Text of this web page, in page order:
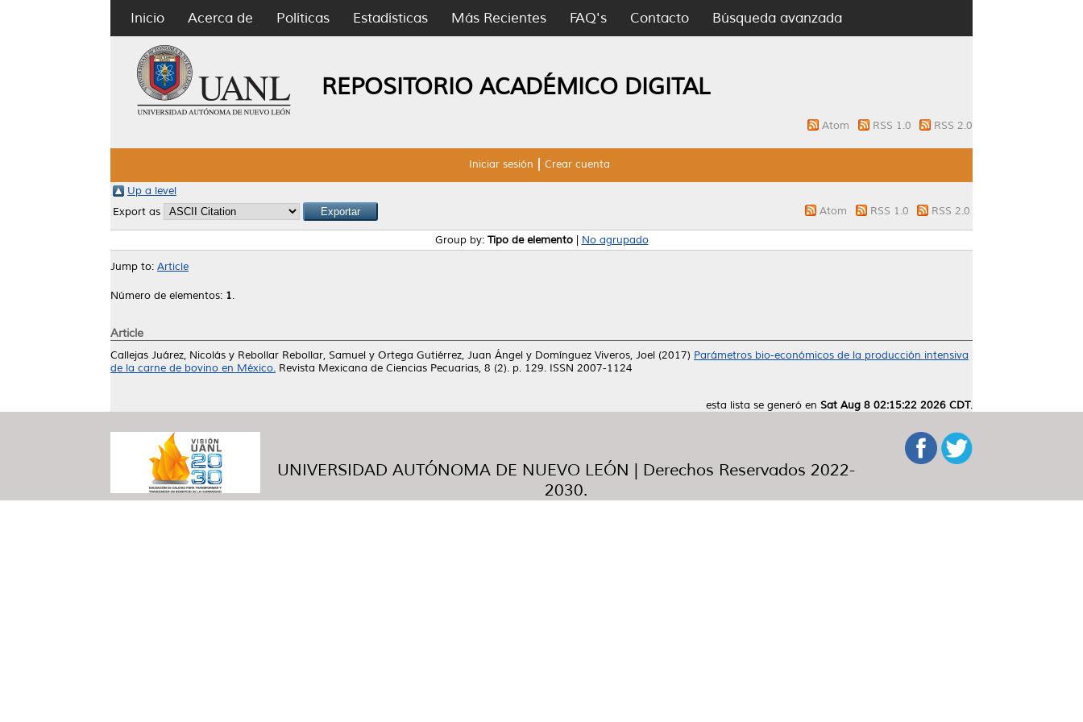
Inicio Acerca de Políticas Estadísticas Más Recientes FAQ's Contacto Búsqueda avanzada
REPOSITORIO ACADÉMICO DIGITAL
Atom RSS 1.0 RSS 2.0
Iniciar sesión Crear cuenta
Up a level
Export as
Atom RSS 1.0 RSS 2.0
Group by: Tipo de elemento| No agrupado
Jump to: Article
Número de elementos: 1.
Article
Callejas Juárez, Nicolás y Rebollar Rebollar, Samuel y Ortega Gutiérrez, Juan Ángel y Domínguez Viveros, Joel (2017) Parámetros bio-económicos de la producción intensiva
de la carne de bovino en México. Revista Mexicana de Ciencias Pecuarias, 8 (2). p. 129. ISSN 2007-1124
esta lista se generó en Sat Aug 8 02:15:22 2026 CDT.
UNIVERSIDAD AUTÓNOMA DE NUEVO LEÓN | Derechos Reservados 2022-
2030.